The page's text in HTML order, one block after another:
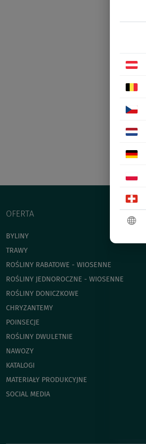
OFERTA
BYLINY
TRAWY
ROŚLINY RABATOWE - WIOSENNE
ROŚLINY JEDNOROCZNE - WIOSENNE
ROŚLINY DONICZKOWE
CHRYZANTEMY
POINSECJE
ROŚLINY DWULETNIE
NAWOZY
KATALOGI
MATERIAŁY PRODUKCYJNE
SOCIAL MEDIA